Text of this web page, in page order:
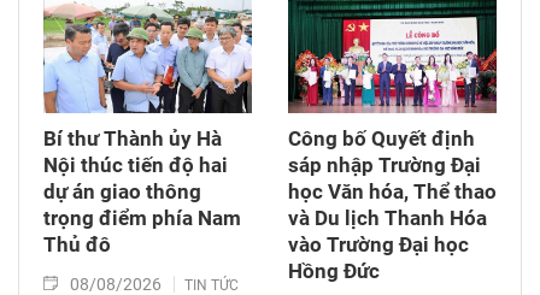
Bí thư Thành ủy Hà
Nội thúc tiến độ hai
dự án giao thông
trọng điểm phía Nam
Thủ đô
08/08/2026 TIN TỨC
Công bố Quyết định
sáp nhập Trường Đại
học Văn hóa, Thể thao
và Du lịch Thanh Hóa
vào Trường Đại học
Hồng Đức